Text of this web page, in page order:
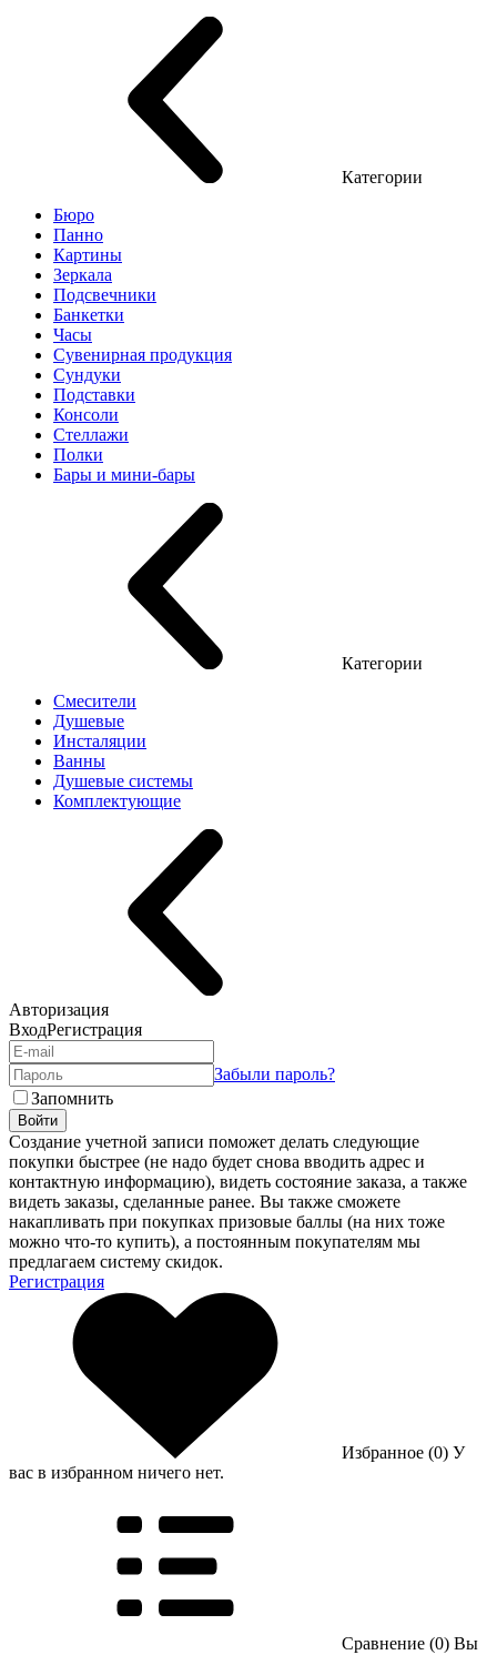
Категории
Бюро
Панно
Картины
Зеркала
Подсвечники
Банкетки
Часы
Сувенирная продукция
Сундуки
Подставки
Консоли
Стеллажи
Полки
Бары и мини-бары
Категории
Смесители
Душевые
Инсталяции
Ванны
Душевые системы
Комплектующие
Авторизация
ВходРегистрация
Забыли пароль?
Запомнить
Войти
Создание учетной записи поможет делать следующие
покупки быстрее (не надо будет снова вводить адрес и
контактную информацию), видеть состояние заказа, а также
видеть заказы, сделанные ранее. Вы также сможете
накапливать при покупках призовые баллы (на них тоже
можно что-то купить), а постоянным покупателям мы
предлагаем систему скидок.
Регистрация
Избранное (0) У
вас в избранном ничего нет.
Сравнение (0) Вы